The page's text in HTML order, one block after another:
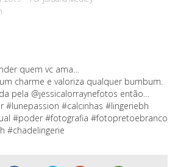
quem vc ama…
charme e valoriza qualquer bumbum.
pela @jessicalorraynefotos então…
#lunepassion #calcinhas #lingeriebh
#poder #fotografia #fotopretoebranco
#chadelingerie